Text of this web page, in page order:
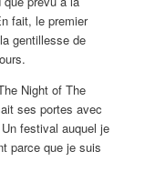
fait, le premier
gentillesse de
Night of The
ses portes avec
festival auquel je
parce que je suis